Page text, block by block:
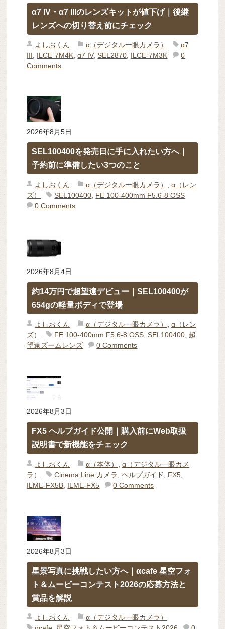
α7 IV・α7 IIIのレンズキットが値下げ｜後継
レンズへの切り替え前にチェック
よしおくん α（デジタル一眼カメラ）
α7
III
ILCE-7M4K ,α7 IV,SEL2870 ILCE-7M3K
0
Comments
2026年8月5日
SEL100400を発売日に手に入れたい方へ｜
予約前に準備したい3つのこと
よしおくん α（デジタル一眼カメラ）
α（レン
ズ）
SEL100400 FE 100-400mm F5.6-8 OSS
0 Comments
2026年8月4日
約14万円で超望遠デビュー｜SEL100400が
654gの軽量ボディで登場
よしおくん α（デジタル一眼カメラ）
α（レン
ズ）
FE 100-400mm F5.6-8 OSS ,SEL100400 超
望遠ズームレンズ
0 Comments
2026年8月3日
FX5 ヘルプガイド公開｜購入前にWeb取扱
説明書で新機能をチェック
よしおくん α（本体） , α（デジタル一眼カメ
ラ）
Cinema Line カメラ,ヘルプガイド, FX5,
ILME-FX5B, ILME-FX5 0 Comments
2026年8月3日
星景写真に挑戦したい方へ｜αcafe 星空フォ
ト＆ムービーコンテスト2026の応募方法と
賞品を解説
よしおくん
α（デジタル一眼カメラ）